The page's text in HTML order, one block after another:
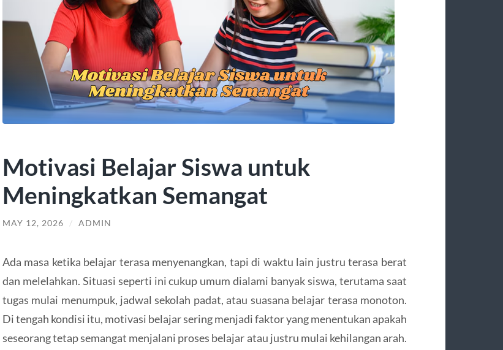
Motivasi Belajar Siswa untuk
Meningkatkan Semangat
MAY 12, 2026 / ADMIN
Ada masa ketika belajar terasa menyenangkan, tapi di waktu lain justru terasa berat
dan melelahkan. Situasi seperti ini cukup umum dialami banyak siswa, terutama saat
tugas mulai menumpuk, jadwal sekolah padat, atau suasana belajar terasa monoton.
Di tengah kondisi itu, motivasi belajar sering menjadi faktor yang menentukan apakah
seseorang tetap semangat menjalani proses belajar atau justru mulai kehilangan arah.